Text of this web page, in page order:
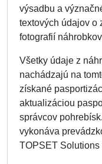
výsadbu a
textových údajov o
fotografií
Všetky údaje z
nachádzajú na
získané
aktualizáciou
správcov
vykonáva
TOPSET Solutions